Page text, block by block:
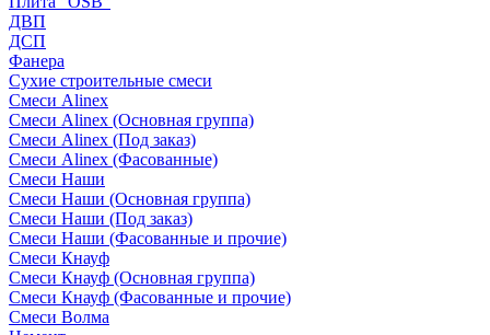
ДВП
ДСП
Фанера
Сухие строительные смеси
Смеси Alinex
Смеси Alinex (Основная группа)
Смеси Alinex (Под заказ)
Смеси Alinex (Фасованные)
Смеси Наши
Смеси Наши (Основная группа)
Смеси Наши (Под заказ)
Смеси Наши (Фасованные и прочие)
Смеси Кнауф
Смеси Кнауф (Основная группа)
Смеси Кнауф (Фасованные и прочие)
Смеси Волма